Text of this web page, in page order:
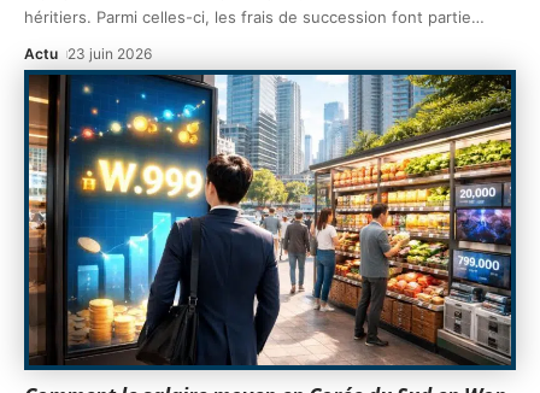
héritiers. Parmi celles-ci, les frais de succession font partie…
Actu 23 juin 2026